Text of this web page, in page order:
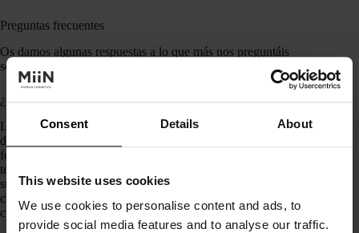
Consent Details About
This website uses cookies
We use cookies to personalise content and ads, to
provide social media features and to analyse our traffic.
Preguntas frecuentes
Os damos algunas respuestas a lo que más nos preguntáis
sobre cosmética corporal coreana.
¿Qué diferencia hay entre rutina facial y corporal coreana?
La filosofía es la misma: limpiar, hidratar y proteger. La
diferencia está en el tipo de productos: el rostro requiere
fórmulas más específicas, mientras que el cuerpo necesita
texturas que cubran
supuesto, si quieres, puedes aplicarte cosméticos faciales en el
cuerpo, pero gastarás mucho producto, tal vez no te salga a
cuenta.